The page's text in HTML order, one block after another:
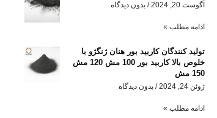
آگوست 20, 2024 بدون دیدگاه
ادامه مطلب »
تولید کنندگان کاربید بور هنان ژنگژو با
خلوص بالا کاربید بور 100 مش 120 مش
150 مش
ژوئن 24, 2024 بدون دیدگاه
ادامه مطلب »